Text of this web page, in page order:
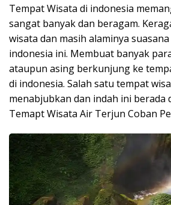
Tempat Wisata di indonesia
sangat banyak dan beragam.
wisata dan masih alaminya
indonesia ini. Membuat banyak
ataupun asing berkunjung ke
di indonesia. Salah satu tempat
menabjubkan dan indah ini berada
Temapt Wisata Air Terjun Coban